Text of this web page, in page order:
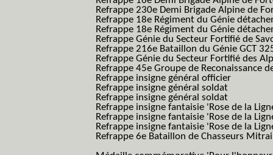
Refrappe 230e Demi Brigade Alpine de
Refrappe 18e Régiment du Génie
Refrappe 18e Régiment du Génie
Refrappe Génie du Secteur Fortifié de
Refrappe 216e Bataillon du Génie GCT
Refrappe Génie du Secteur Fortifié des
Refrappe 45e Groupe de Reconaissance
Refrappe insigne général officier
Refrappe insigne général soldat
Refrappe insigne général soldat
Refrappe insigne fantaisie 'Rose de la
Refrappe insigne fantaisie 'Rose de la
Refrappe insigne fantaisie 'Rose de la
Refrappe 6e Bataillon de Chasseurs